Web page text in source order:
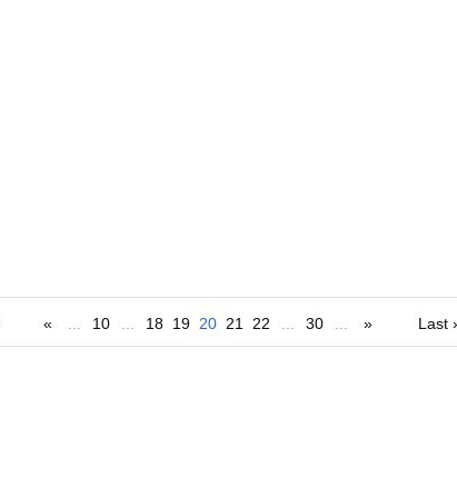
« 10 18 19 20 21 22 30 » Last